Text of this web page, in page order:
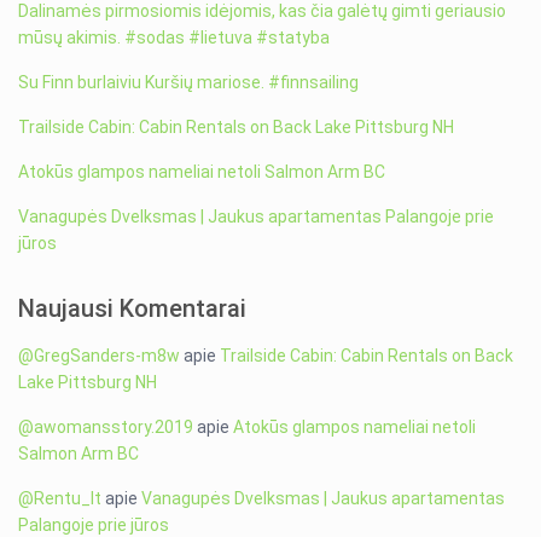
Dalinamės pirmosiomis idėjomis, kas čia galėtų gimti geriausio
mūsų akimis. #sodas #lietuva #statyba
Su Finn burlaiviu Kuršių mariose. #finnsailing
Trailside Cabin: Cabin Rentals on Back Lake Pittsburg NH
Atokūs glampos nameliai netoli Salmon Arm BC
Vanagupės Dvelksmas | Jaukus apartamentas Palangoje prie
jūros
Naujausi Komentarai
@GregSanders-m8w apie Trailside Cabin: Cabin Rentals on Back
Lake Pittsburg NH
@awomansstory.2019 apieAtokūs glampos nameliai netoli
Salmon Arm BC
@Rentu_lt apieVanagupės Dvelksmas | Jaukus apartamentas
Palangoje prie jūros